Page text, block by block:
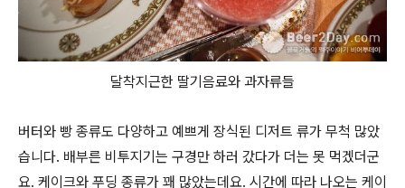
달착지근한 딸기음료와 과자류들
버터와 빵 종류도 다양하고 예쁘게 장식된 디저트 류가 무척 많았
습니다. 배부른 비투지기는 구경만 하러 갔다가 더는 못 먹겠더군
요. 케이크와 푸딩 종류가 꽤 많았는데요. 시간에 따라 나오는 케이